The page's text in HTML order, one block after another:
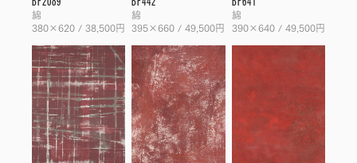
綿
380×620 / 38,500円
綿
395×660 / 49,500円
綿
390×640 / 49,500円